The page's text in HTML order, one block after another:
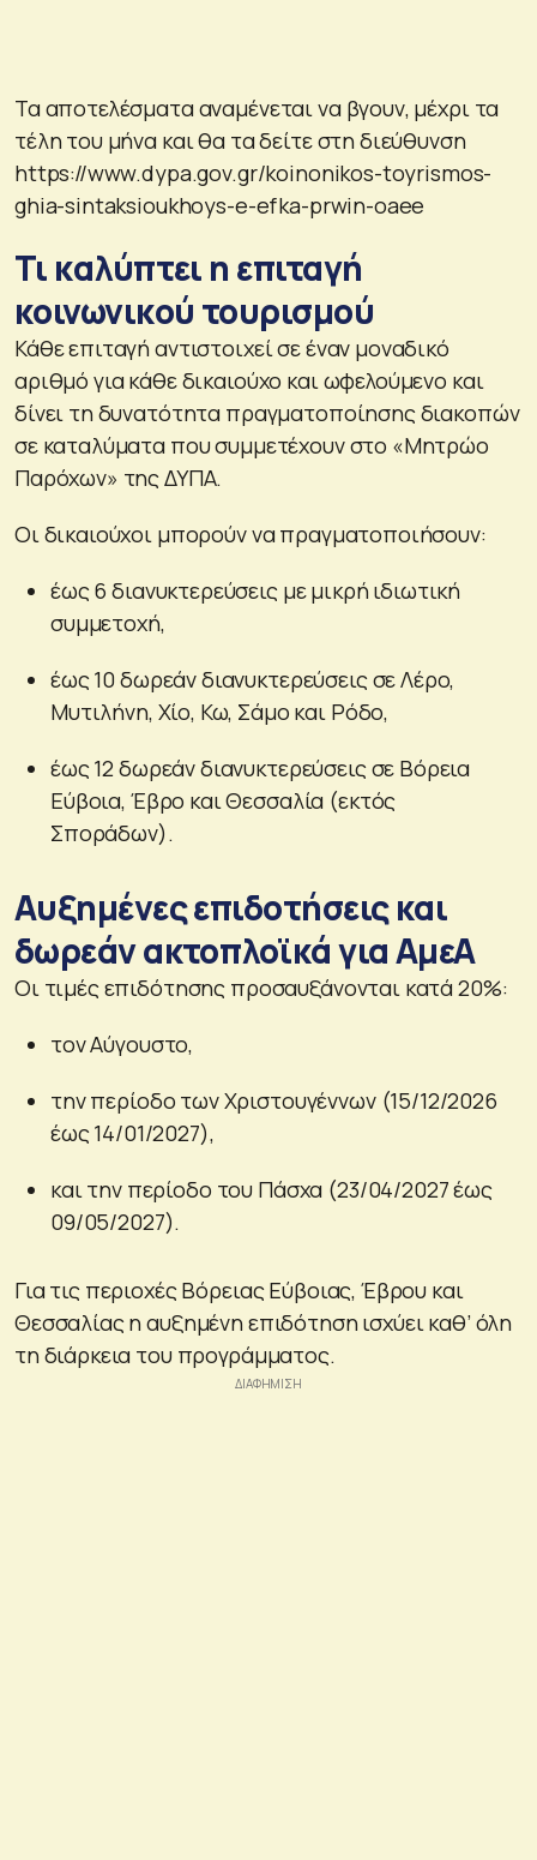
Τα αποτελέσματα αναμένεται να βγουν, μέχρι τα
τέλη του μήνα και θα τα δείτε στη διεύθυνση
https://www.dypa.gov.gr/koinonikos-toyrismos-
ghia-sintaksioukhoys-e-efka-prwin-oaee
Τι καλύπτει η επιταγή
κοινωνικού τουρισμού
Κάθε επιταγή αντιστοιχεί σε έναν μοναδικό
αριθμό για κάθε δικαιούχο και ωφελούμενο και
δίνει τη δυνατότητα πραγματοποίησης διακοπών
σε καταλύματα που συμμετέχουν στο «Μητρώο
Παρόχων» της ΔΥΠΑ.
Οι δικαιούχοι μπορούν να πραγματοποιήσουν:
έως 6 διανυκτερεύσεις με μικρή ιδιωτική
συμμετοχή,
έως 10 δωρεάν διανυκτερεύσεις σε Λέρο,
Μυτιλήνη, Χίο, Κω, Σάμο και Ρόδο,
έως 12 δωρεάν διανυκτερεύσεις σε Βόρεια
Εύβοια, Έβρο και Θεσσαλία (εκτός
Σποράδων).
Αυξημένες επιδοτήσεις και
δωρεάν ακτοπλοϊκά για ΑμεΑ
Οι τιμές επιδότησης προσαυξάνονται κατά 20%:
τον Αύγουστο,
την περίοδο των Χριστουγέννων (15/12/2026
έως 14/01/2027),
και την περίοδο του Πάσχα (23/04/2027 έως
09/05/2027).
Για τις περιοχές Βόρειας Εύβοιας, Έβρου και
Θεσσαλίας η αυξημένη επιδότηση ισχύει καθ’ όλη
τη διάρκεια του προγράμματος.